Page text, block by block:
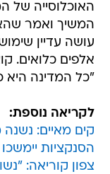
האוכלוסייה של
המשיך ואמר
עושה עדיין
אלפים כלואים.
"כל המדינה היא
לקריאה נוספת:
קים מאיים: נשנה
הסנקציות יימשכו
צפון קוריאה: